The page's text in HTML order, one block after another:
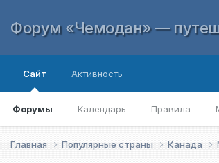
Форум «Чемодан» —
Сайт
Форумы Календарь Правила
Активность
Главная Популярные страны Канада